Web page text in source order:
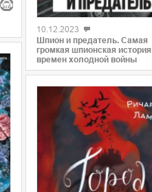
10.12.2023
Шпион и предатель. Самая
громкая шпионская история
времен холодной войны